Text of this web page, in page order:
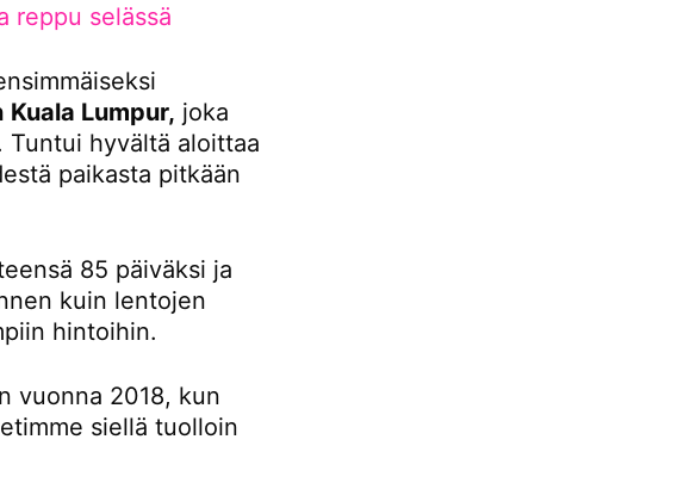
reppu selässä
Kuala Lumpur, joka
Tuntui hyvältä aloittaa
paikasta pitkään
85 päiväksi ja
kuin lentojen
hintoihin.
vuonna 2018, kun
siellä tuolloin